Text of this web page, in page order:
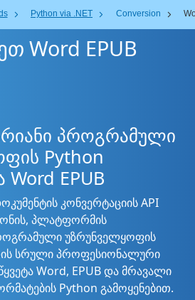
Python via .NET Conversion
Word EPUB
პროგრამული
Python
EPUB
კონვერტაციის API
პლატფორმის
უზრუნველყოფის
სრული პროფესიონალური
Word, EPUB და მრავალი
Python გამოყენებით.